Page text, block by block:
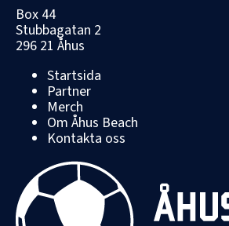
Box 44
Stubbagatan 2
296 21 Åhus
Startsida
Partner
Merch
Om Åhus Beach
Kontakta oss